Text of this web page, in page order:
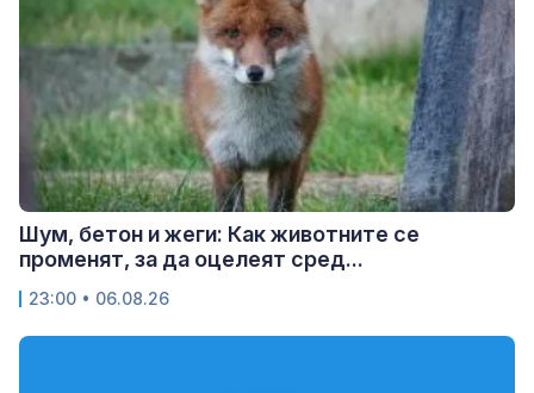
Шум, бетон и жеги: Как животните се
променят, за да оцелеят сред...
23:00 • 06.08.26